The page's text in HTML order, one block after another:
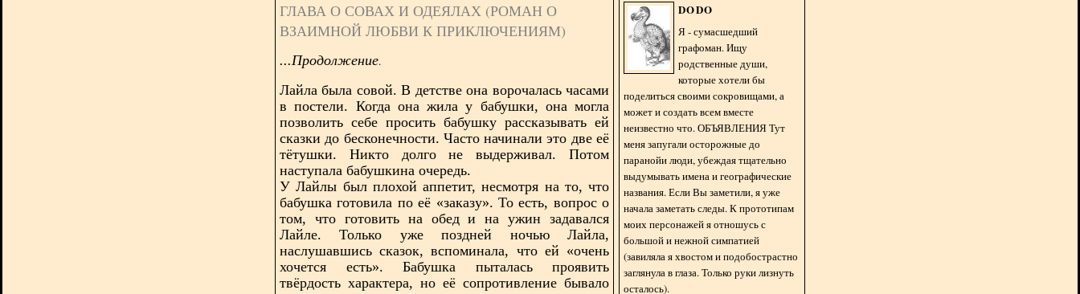
ГЛАВА О СОВАХ И ОДЕЯЛАХ (РОМАН О
ВЗАИМНОЙ ЛЮБВИ К ПРИКЛЮЧЕНИЯМ)
...Продолжение.
Лайла была совой. В детстве она ворочалась часами
в постели. Когда она жила у бабушки, она могла
позволить себе просить бабушку рассказывать ей
сказки до бесконечности. Часто начинали это две её
тётушки. Никто долго не выдерживал. Потом
наступала бабушкина очередь.
У Лайлы был плохой аппетит, несмотря на то, что
бабушка готовила по её «заказу». То есть, вопрос о
том, что готовить на обед и на ужин задавался
Лайле. Только уже поздней ночью Лайла,
наслушавшись сказок, вспоминала, что ей «очень
хочется есть». Бабушка пыталась проявить
твёрдость характера, но её сопротивление бывало
DODO
Я - сумасшедший
графоман. Ищу
родственные души,
которые хотели бы
поделиться своими сокровищами, а
может и создать всем вместе
неизвестно что. ОБЪЯВЛЕНИЯ Тут
меня запугали осторожные до
паранойи люди, убеждая тщательно
выдумывать имена и географические
названия. Если Вы заметили, я уже
начала заметать следы. К прототипам
моих персонажей я отношусь с
большой и нежной симпатией
(завиляла я хвостом и подобострастно
заглянула в глаза. Только руки лизнуть
осталось).